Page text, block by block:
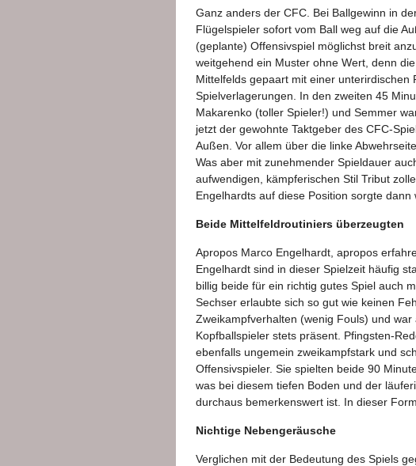
Ganz anders der CFC. Bei Ballgewinn in
Flügelspieler sofort vom Ball weg auf die
(geplante) Offensivspiel möglichst breit
weitgehend ein Muster ohne Wert, denn
Mittelfelds gepaart mit einer
Spielverlagerungen. In den zweiten 45
Makarenko (toller Spieler!) und Semmer
jetzt der gewohnte Taktgeber des CFC-
Außen. Vor allem über die linke
Was aber mit zunehmender Spieldauer
aufwendigen, kämpferischen Stil Tribut
Engelhardts auf diese Position sorgte dann
Beide Mittelfeldroutiniers überzeugten
Apropos Marco Engelhardt, apropos
Engelhardt sind in dieser Spielzeit häufig
billig beide für ein richtig gutes Spiel auch
Sechser erlaubte sich so gut wie keinen
Zweikampfverhalten (wenig Fouls) und
Kopfballspieler stets präsent. Pfingsten-
ebenfalls ungemein zweikampfstark und
Offensivspieler. Sie spielten beide 90
was bei diesem tiefen Boden und der
durchaus bemerkenswert ist. In dieser
Nichtige Nebengeräusche
Verglichen mit der Bedeutung des Spiels